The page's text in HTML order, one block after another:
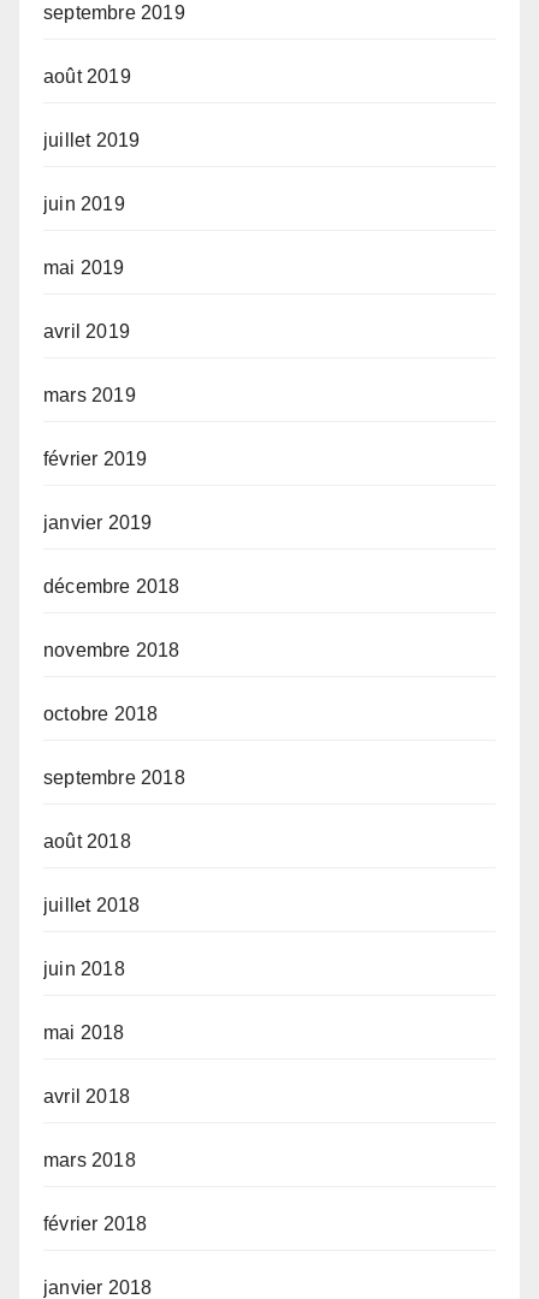
septembre 2019
août 2019
juillet 2019
juin 2019
mai 2019
avril 2019
mars 2019
février 2019
janvier 2019
décembre 2018
novembre 2018
octobre 2018
septembre 2018
août 2018
juillet 2018
juin 2018
mai 2018
avril 2018
mars 2018
février 2018
janvier 2018